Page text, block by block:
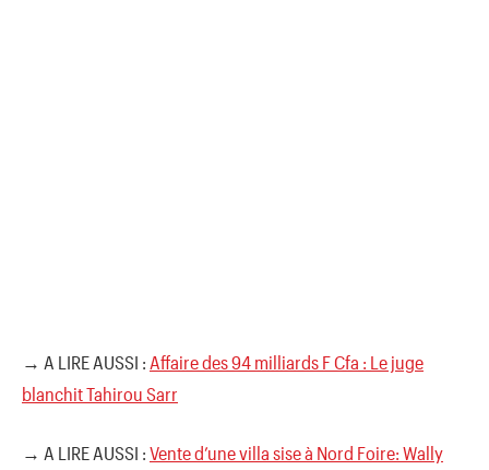
→ A LIRE AUSSI : Affaire des 94 milliards F Cfa : Le juge
blanchit Tahirou Sarr
→ A LIRE AUSSI : Vente d’une villa sise à Nord Foire: Wally